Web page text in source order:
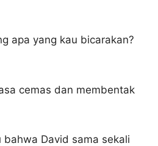
apa yang kau bicarakan?
cemas dan membentak
David sama sekali